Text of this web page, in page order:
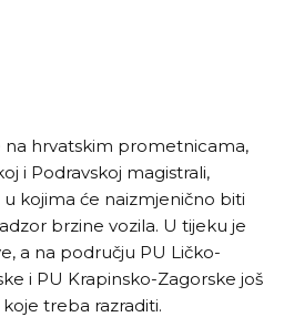
na hrvatskim prometnicama,
i Podravskoj magistrali,
u kojima će naizmjenično biti
brzine vozila. U tijeku je
a na području PU Ličko-
i PU Krapinsko-Zagorske još
koje treba razraditi.